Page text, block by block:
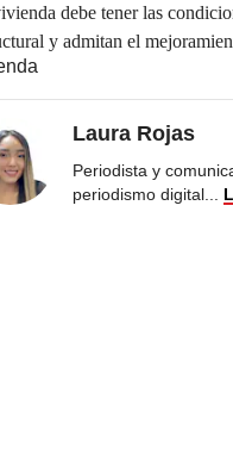
debe tener las
y admitan el
Laura Rojas
Periodista y
periodismo digital